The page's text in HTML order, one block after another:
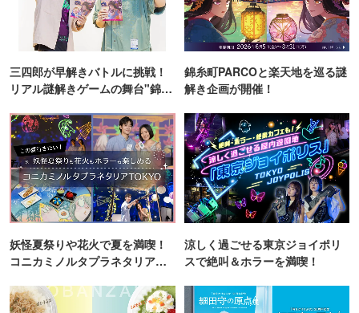
三四郎が早解きバトルに挑戦！
リアル謎解きゲームの舞台"錦糸
錦糸町PARCOと楽天地を巡る謎
解き企画が開催！
妖怪夏祭りや花火で夏を満喫！
コニカミノルタプラネタリア
涼しく過ごせる東京ジョイポリ
スで絶叫＆ホラーを満喫！